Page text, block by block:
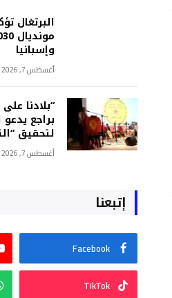
البرتغال
وإسبانيا
أغسطس 7, 2026
“بلادنا
براجع
لتحقيق
أغسطس 7, 2026
إتبعنا
Facebook
TikTok